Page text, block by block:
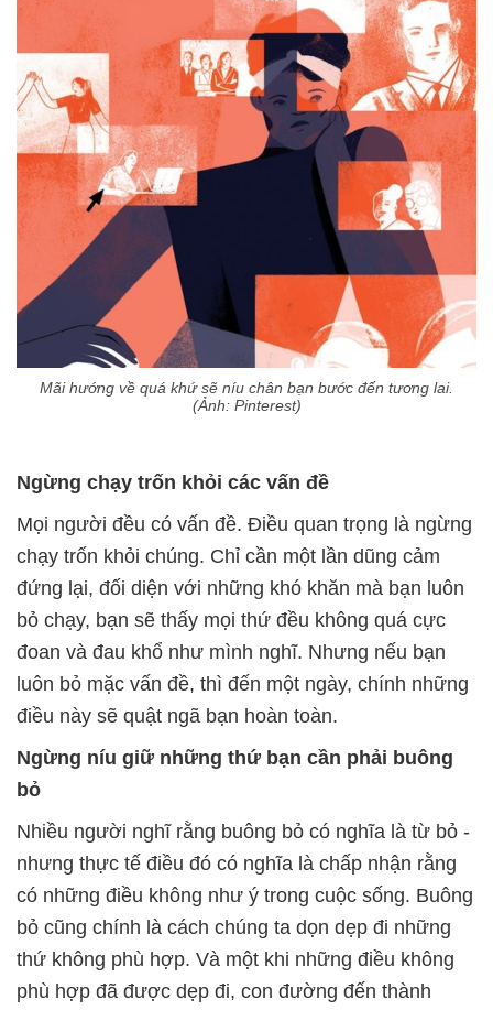
Mãi hướng về quá khứ sẽ níu chân bạn bước đến tương lai.
(Ảnh: Pinterest)
Ngừng chạy trốn khỏi các vấn đề
Mọi người đều có vấn đề. Điều quan trọng là ngừng
chạy trốn khỏi chúng. Chỉ cần một lần dũng cảm
đứng lại, đối diện với những khó khăn mà bạn luôn
bỏ chạy, bạn sẽ thấy mọi thứ đều không quá cực
đoan và đau khổ như mình nghĩ. Nhưng nếu bạn
luôn bỏ mặc vấn đề, thì đến một ngày, chính những
điều này sẽ quật ngã bạn hoàn toàn.
Ngừng níu giữ những thứ bạn cần phải buông
bỏ
Nhiều người nghĩ rằng buông bỏ có nghĩa là từ bỏ -
nhưng thực tế điều đó có nghĩa là chấp nhận rằng
có những điều không như ý trong cuộc sống. Buông
bỏ cũng chính là cách chúng ta dọn dẹp đi những
thứ không phù hợp. Và một khi những điều không
phù hợp đã được dẹp đi, con đường đến thành